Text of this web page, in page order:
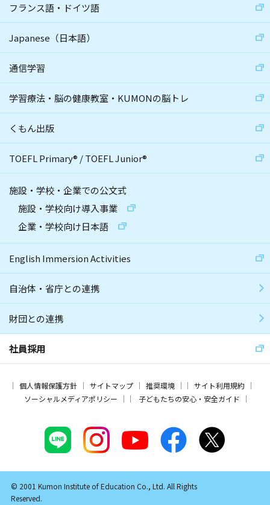
フランス語・ドイツ語
Japanese（日本語）
通信学習
学習療法・脳の健康教室・KUMONの脳トレ
くもん出版
TOEFL Primary® /TOEFL Junior®
施設・学校・企業での公文式
施設・学校向け導入事業
企業・学校向け日本語
English Immersion Activities
自治体・省庁との連携
財団との連携
社員採用
個人情報保護方針 サイトマップ 推奨環境
サイト利用規約
ソーシャルメディアポリシー
子どもたちの安心・安全ガイド
© 2001 Kumon Institute of Education Co., Ltd. All Rights
Reserved.